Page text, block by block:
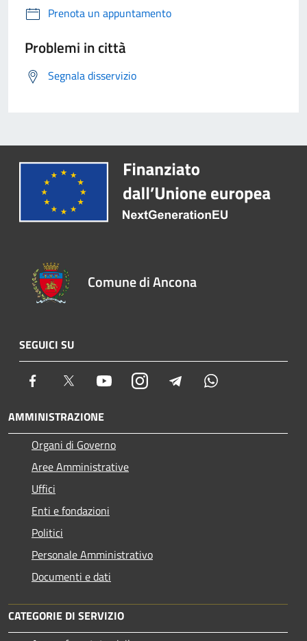
Prenota un appuntamento
Problemi in città
Segnala disservizio
Comune di Ancona
SEGUICI SU
Facebook Twitter YoutubeInstagram Telegram
AMMINISTRAZIONE
Organi di Governo
Aree Amministrative
Uffici
Enti e fondazioni
Politici
Personale Amministrativo
Documenti e dati
CATEGORIE DI SERVIZIO